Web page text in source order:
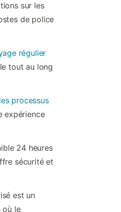
sur les
de police
régulier
tout au long
processus
expérience
24 heures
sécurité et
est un
où le